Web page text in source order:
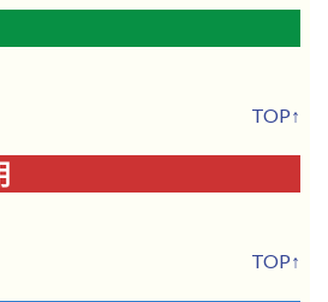
TOP↑
TOP↑